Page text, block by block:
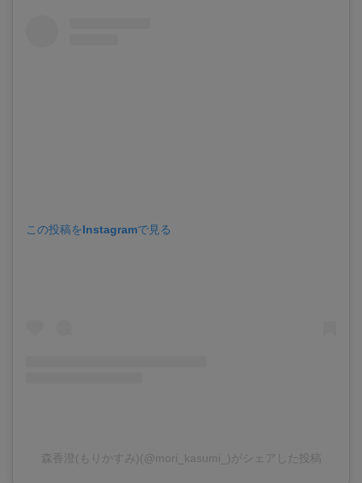
この投稿をInstagramで見る
森香澄(もりかすみ)(@mori_kasumi_)がシェアした投稿